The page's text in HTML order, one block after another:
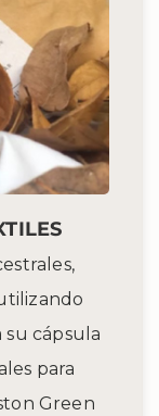
su cápsula
para
Green